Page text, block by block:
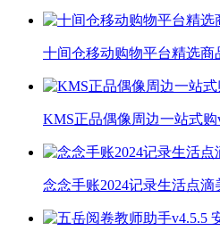
十间仓移动购物平台精选商
KMS正品偶像周边一站式购
念念手账2024记录生活点滴